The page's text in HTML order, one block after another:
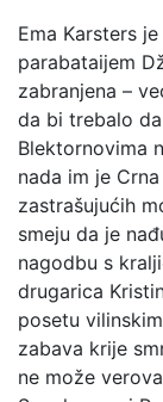
Ema Karsters
parabataijem
zabranjena –
da bi trebalo
Blektornovima
nada im je
zastrašujućih
smeju da je
nagodbu s
drugarica
posetu
zabava krije
ne može